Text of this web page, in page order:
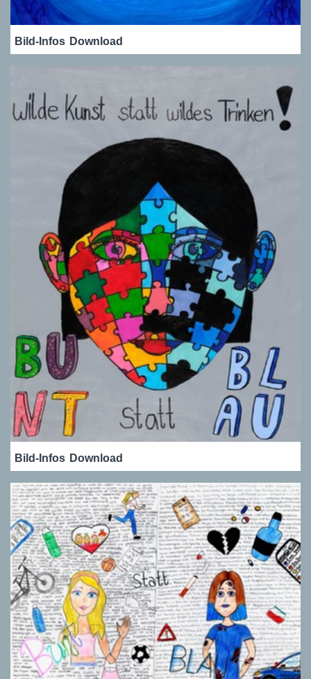
Bild-Infos Download
Bild-Infos Download